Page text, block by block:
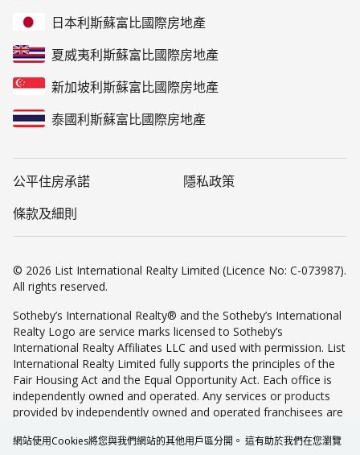
日本利斯蘇富比國際房地產
夏威夷利斯蘇富比國際房地產
新加坡利斯蘇富比國際房地產
泰國利斯蘇富比國際房地產
公平住房承諾
隱私政策
條款及細則
© 2026 List International Realty Limited (Licence No: C-073987).
All rights reserved.
Sotheby’s International Realty® and the Sotheby’s International
Realty Logo are service marks licensed to Sotheby’s
International Realty Affiliates LLC and used with permission. List
International Realty Limited fully supports the principles of the
Fair Housing Act and the Equal Opportunity Act. Each office is
independently owned and operated. Any services or products
provided by independently owned and operated franchisees are
International Realty Affiliates LLC nor any of its affiliated
網站使用Cookies將您與我們網站的其他用戶區分開。 這有助於我們在您瀏覽